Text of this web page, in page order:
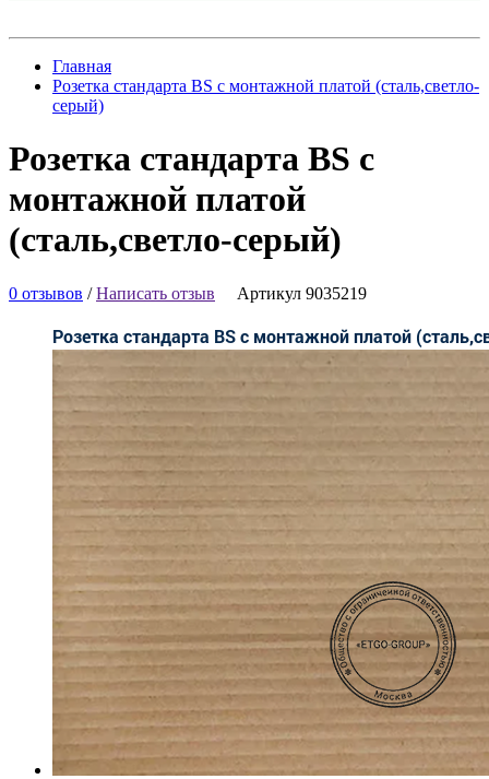
Главная
Розетка стандарта BS с монтажной платой (сталь,светло-
серый)
Розетка стандарта BS с
монтажной платой
(сталь,светло-серый)
0 отзывов /Написать отзыв Артикул 9035219